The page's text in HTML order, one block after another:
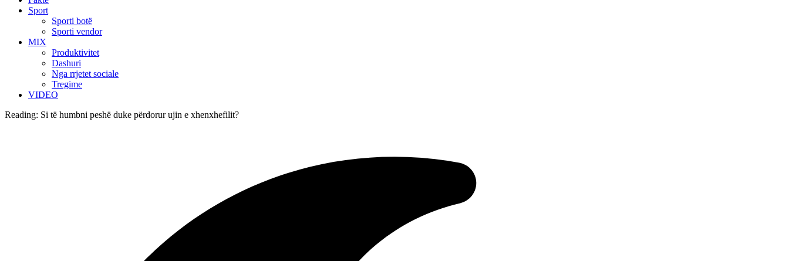
Sport
Sporti botë
Sporti vendor
MIX
Produktivitet
Dashuri
Nga rrjetet sociale
Tregime
VIDEO
Reading: Si të humbni peshë duke përdorur ujin e xhenxhefilit?